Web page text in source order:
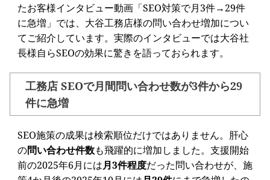
たお客様インタビュー動画「SEO対策で月3件→29件
に急増」では、大谷工務店様の問い合わせ増加につい
てご紹介しています。実際のインタビューでは大谷社
長様自らSEOの効果に驚きを語っておられます。
工務店 SEOで月間問い合わせ数が3件から29
件に急増
SEO施策の成果は検索順位だけではありません。肝心
の問い合わせ件数も飛躍的に増加しました。支援開始
前の2025年6月には月3件程度だった問い合わせが、施